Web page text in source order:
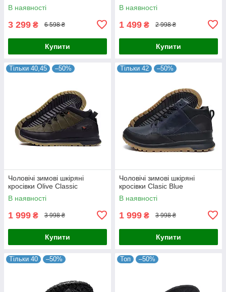
В наявності
3 299 ₴ 6 598 ₴
Купити
В наявності
1 499 ₴ 2 998 ₴
Купити
Тільки 40,45 –50%
Чоловічі зимові шкіряні
кросівки Olive Classic
В наявності
1 999 ₴ 3 998 ₴
Купити
Тільки 42 –50%
Чоловічі зимові шкіряні
кросівки Clasic Blue
В наявності
1 999 ₴ 3 998 ₴
Купити
Тільки 40 –50% Топ –50%